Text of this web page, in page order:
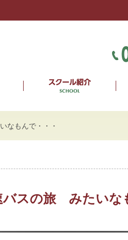
なもんで・・・
スの旅 みたいな